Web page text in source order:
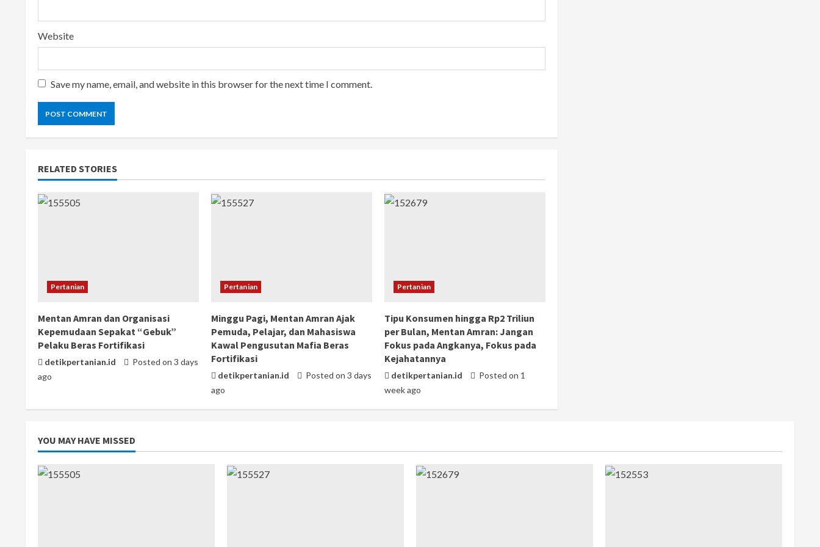
Website
Save my name, email, and website in this browser for the next time I comment.
RELATED STORIES
Pertanian
Mentan Amran dan Organisasi
Kepemudaan Sepakat “Gebuk”
Pelaku Beras Fortifikasi
detikpertanian.id
Posted on 3 days
ago
Pertanian
Minggu Pagi, Mentan Amran Ajak
Pemuda, Pelajar, dan Mahasiswa
Kawal Pengusutan Mafia Beras
Fortifikasi
detikpertanian.id
Posted on 3 days
ago
Pertanian
Tipu Konsumen hingga Rp2 Triliun
per Bulan, Mentan Amran: Jangan
Fokus pada Angkanya, Fokus pada
Kejahatannya
detikpertanian.id
Posted on 1
week ago
YOU MAY HAVE MISSED